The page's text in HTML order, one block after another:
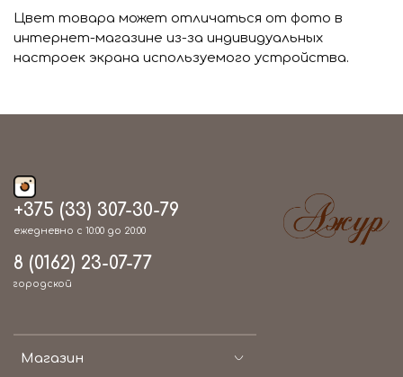
Цвет товара может отличаться от фото в
интернет-магазине из-за индивидуальных
настроек экрана используемого устройства.
Магазин
+375 (33) 307-30-79
ежедневно с 10:00 до 20:00
8 (0162) 23-07-77
городской